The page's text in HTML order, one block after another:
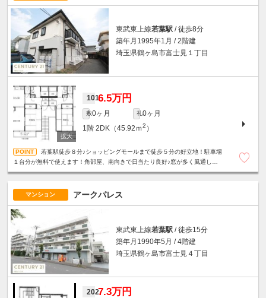
東武東上線若葉駅 / 徒歩8分
築年月1995年1月 / 2階建
埼玉県鶴ヶ島市富士見１丁目
1016.5万円
敷0ヶ月 礼0ヶ月
1階 2DK（45.92ｍ2 ）
若葉駅徒歩８分♪ショッピングモールまで徒歩５分の好立地！駐車場
１台分が無料で使えます！角部屋、南向きで日当たり良好♪窓が多く風通しも
マンション アークパレス
東武東上線若葉駅 / 徒歩15分
築年月1990年5月 / 4階建
埼玉県鶴ヶ島市富士見４丁目
2027.3万円